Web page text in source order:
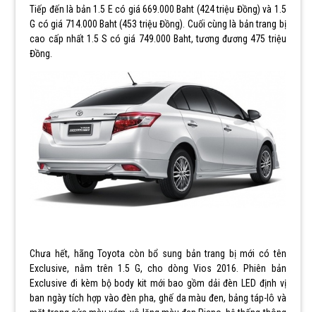
Tiếp đến là bản 1.5 E có giá 669.000 Baht (424 triệu Đồng) và 1.5
G có giá 714.000 Baht (453 triệu Đồng). Cuối cùng là bản trang bị
cao cấp nhất 1.5 S có giá 749.000 Baht, tương đương 475 triệu
Đồng.
Chưa hết, hãng Toyota còn bổ sung bản trang bị mới có tên
Exclusive, nằm trên 1.5 G, cho dòng Vios 2016. Phiên bản
Exclusive đi kèm bộ body kit mới bao gồm dải đèn LED định vị
ban ngày tích hợp vào đèn pha, ghế da màu đen, bảng táp-lô và